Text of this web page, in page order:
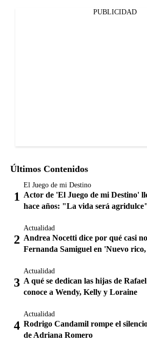
PUBLICIDAD
Últimos Contenidos
El Juego de mi Destino
Actor de 'El Juego de mi Destino'
hace años: "La vida será agridulce"
Actualidad
Andrea Nocetti dice por qué casi
Fernanda Samiguel en 'Nuevo
Actualidad
A qué se dedican las hijas de
conoce a Wendy, Kelly y Loraine
Actualidad
Rodrigo Candamil rompe el
de Adriana Romero